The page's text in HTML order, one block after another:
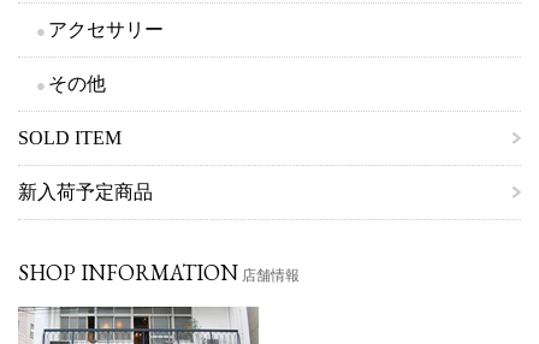
アクセサリー
その他
SOLD ITEM
新入荷予定商品
SHOP INFORMATION 店舗情報